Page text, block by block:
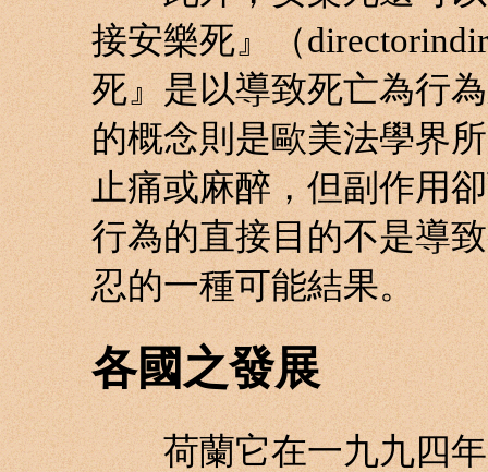
接安樂死』（
死』是以導致死亡為行
的概念則是歐美法學界
止痛或麻醉，但副作用
行為的直接目的不是導
忍的一種可能結果。
各國之發展
荷蘭它在一九九四年